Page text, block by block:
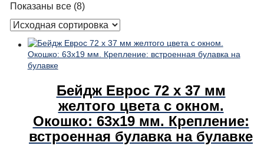
Показаны все (8)
Бейдж Еврос 72 x 37 мм
желтого цвета с окном.
Окошко: 63х19 мм. Крепление:
встроенная булавка на булавке